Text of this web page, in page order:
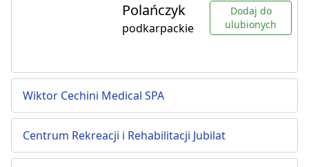
Polańczyk
podkarpackie
Dodaj do
ulubionych
Wiktor Cechini Medical SPA
Centrum Rekreacji i Rehabilitacji Jubilat